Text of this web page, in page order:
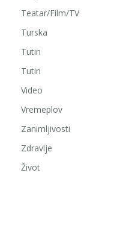
Teatar/Film/TV
Turska
Tutin
Tutin
Video
Vremeplov
Zanimljivosti
Zdravlje
Život